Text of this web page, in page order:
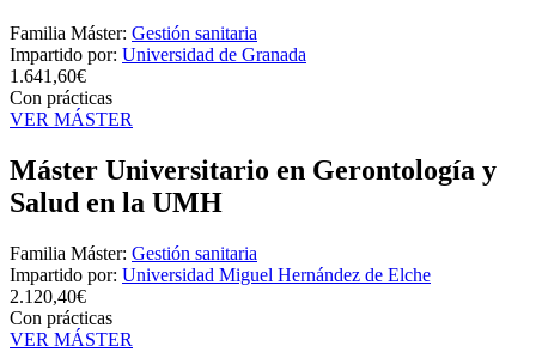
Familia Máster: Gestión sanitaria
Impartido por: Universidad de Granada
1.641,60€
Con prácticas
VER MÁSTER
Máster Universitario en Gerontología y
Salud en la UMH
Familia Máster: Gestión sanitaria
Impartido por: Universidad Miguel Hernández de Elche
2.120,40€
Con prácticas
VER MÁSTER